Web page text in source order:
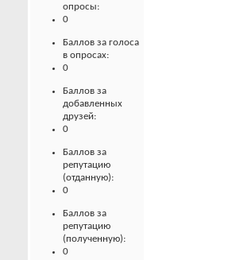
опросы:
0
Баллов за голоса
в опросах:
0
Баллов за
добавленных
друзей:
0
Баллов за
репутацию
(отданную):
0
Баллов за
репутацию
(полученную):
0